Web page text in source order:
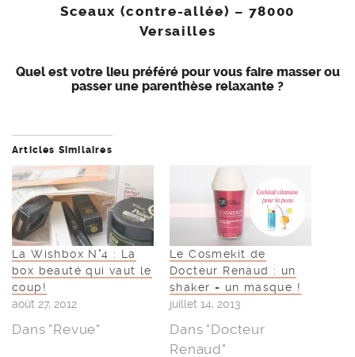
Sceaux (contre-allée) – 78000
Versailles
Quel est votre lieu préféré pour vous faire masser ou
passer une parenthèse relaxante ?
Articles Similaires
La Wishbox N°4 : La
box beauté qui vaut le
coup!
août 27, 2012
Dans "Revue"
Le Cosmekit de
Docteur Renaud : un
shaker = un masque !
juillet 14, 2013
Dans "Docteur
Renaud"